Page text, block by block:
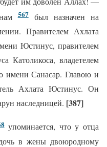
567был назначен на
Правителем Ахлата
Юстинус, правителем
владетелем
Санасар. Главою и
Ахлата Юстинус. Он
наследницей. [387]
упоминается, что у отца
в жены двоюродному